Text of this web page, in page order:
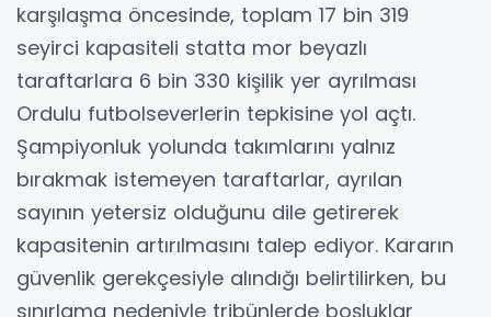
karşılaşma öncesinde, toplam 17 bin 319
seyirci kapasiteli statta mor beyazlı
taraftarlara 6 bin 330 kişilik yer ayrılması
Ordulu futbolseverlerin tepkisine yol açtı.
Şampiyonluk yolunda takımlarını yalnız
bırakmak istemeyen taraftarlar, ayrılan
sayının yetersiz olduğunu dile getirerek
kapasitenin artırılmasını talep ediyor. Kararın
güvenlik gerekçesiyle alındığı belirtilirken, bu
sınırlama nedeniyle tribünlerde boşluklar